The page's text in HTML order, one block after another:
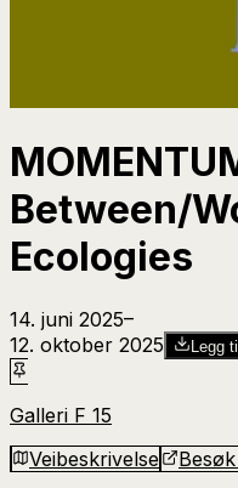
Between/
Ecologies
14. juni 2025–​
12. oktober 2025
Legg
Galleri F 15
Veibeskrivelse